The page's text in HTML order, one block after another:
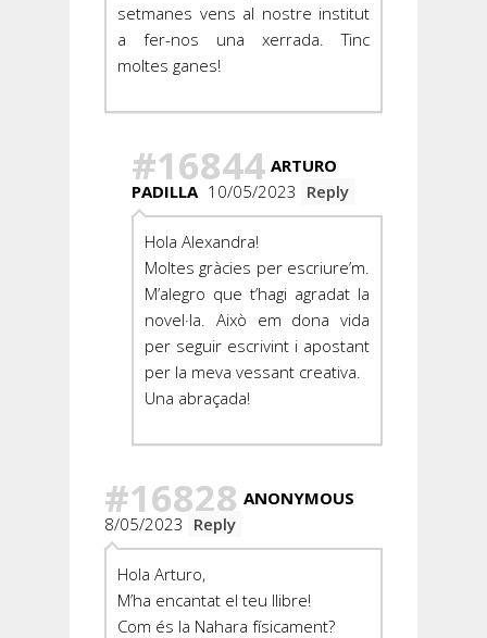
setmanes vens al nostre institut
a fer-nos una xerrada. Tinc
moltes ganes!
#16844 ARTURO
PADILLA 10/05/2023 Reply
Hola Alexandra!
Moltes gràcies per escriure’m.
M’alegro que t’hagi agradat la
novel·la. Això em dona vida
per seguir escrivint i apostant
per la meva vessant creativa.
Una abraçada!
#16828 ANONYMOUS
8/05/2023 Reply
Hola Arturo,
M’ha encantat el teu llibre!
Com és la Nahara físicament?